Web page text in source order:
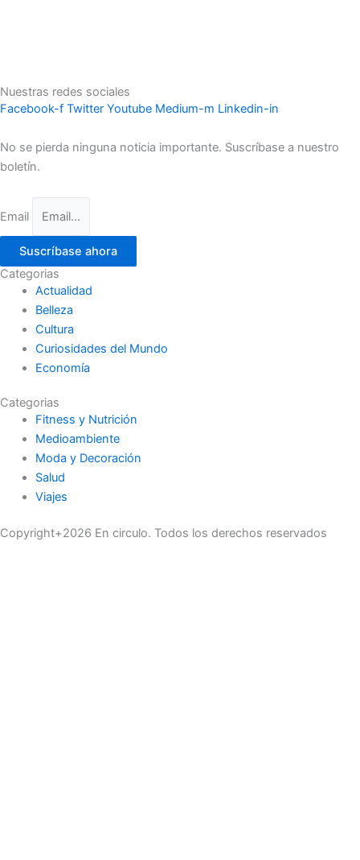
Nuestras redes sociales
Facebook-f Twitter Youtube Medium-m Linkedin-in
No se pierda ninguna noticia importante. Suscríbase a nuestro
boletín.
Email
Suscríbase ahora
Categorias
Actualidad
Belleza
Cultura
Curiosidades del Mundo
Economía
Categorias
Fitness y Nutrición
Medioambiente
Moda y Decoración
Salud
Viajes
Copyright+2026 En circulo. Todos los derechos reservados